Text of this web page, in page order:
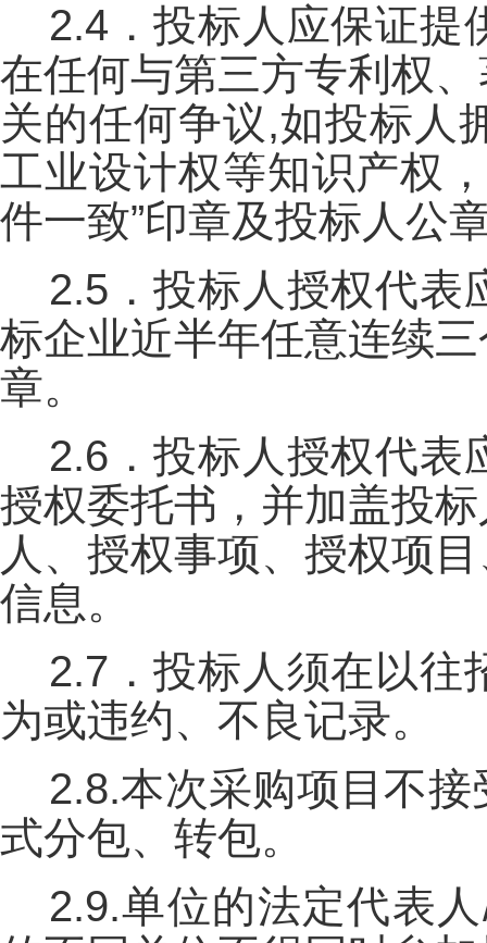
2.4．投标人应保证提
在任何与第三方专利权
关的任何争议,如投标人
工业设计权等知识产权
件一致”印章及投标人公
2.5．投标人授权代表
标企业近半年任意连续
章。
2.6．投标人授权代表
授权委托书，并加盖投
人、授权事项、授权项
信息。
2.7．投标人须在以往
为或违约、不良记录。
2.8.本次采购项目不
式分包、转包。
2.9.单位的法定代表